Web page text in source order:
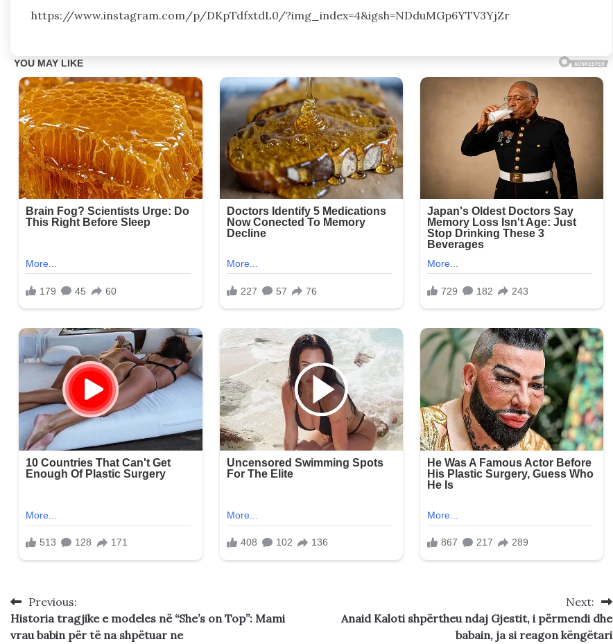
https://www.instagram.com/p/DKpTdfxtdL0/?img_index=4&igsh=NDduMGp6YTV3YjZr
Post
navigation
Previous:
Historia tragjike e modeles në “She’s on Top”: Mami
vrau babin për të na shpëtuar ne
Next:
Anaid Kaloti shpërtheu ndaj Gjestit, i përmendi dhe
babain, ja si reagon këngëtari